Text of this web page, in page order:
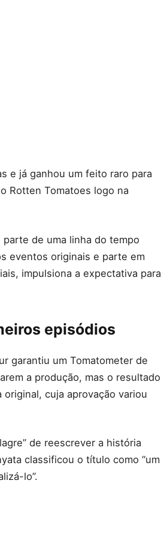
e já ganhou um feito raro para
Rotten Tomatoes logo na
de uma linha do tempo
eventos originais e parte em
impulsiona a expectativa para
episódios
garantiu um Tomatometer de
a produção, mas o resultado
cuja aprovação variou
de reescrever a história
classificou o título como “um
lo”.